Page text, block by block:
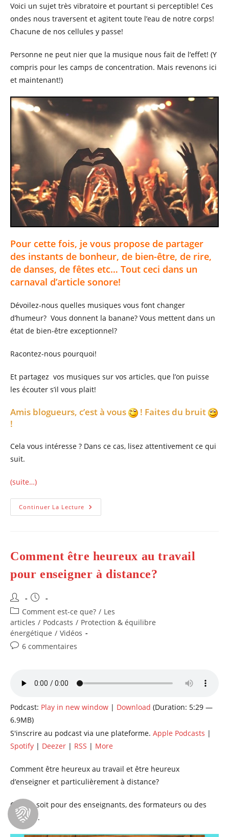
Voici un sujet très vibratoire et pourtant si perceptible! Ces
ondes nous traversent et agitent toute l’eau de notre corps!
Chacune de nos cellules y passe!
Personne ne peut nier que la musique nous fait de l’effet! (Y
compris pour les camps de concentration. Mais revenons ici
et maintenant!)
Pour cette fois, je vous propose de partager
des instants de bonheur, de bien-être, de rire,
de danses, de fêtes etc… Tout ceci dans un
carnaval d’article sonore!
Dévoilez-nous quelles musiques vous font changer
d’humeur? Vous donnent la banane? Vous mettent dans un
état de bien-être exceptionnel?
Racontez-nous pourquoi!
Et partagez vos musiques sur vos articles, que l’on puisse
les écouter s’il vous plait!
Amis blogueurs, c’est à vous
! Faites du bruit
!
Cela vous intéresse ? Dans ce cas, lisez attentivement ce qui
suit.
(suite…)
Continuer La Lecture Quelles
Sont
Transportent
Vers
Bonheur?
Comment être heureux au travail
pour enseigner à distance?
Auteur/autrice
de
la
publication :
Publication
publiée :
Post
category:
Comment est-ce que? / Les
articles / Podcasts / Protection & équilibre
énergétique / Vidéos
Commentaires
publication :
6 commentaires
Podcast: Play in new window | Download (Duration: 5:29 —
6.9MB)
S'inscrire au podcast via une plateforme. Apple Podcasts |
Spotify | Deezer | RSS | More
Comment être heureux au travail et être heureux
d’enseigner et particulièrement à distance?
Que ce soit pour des enseignants, des formateurs ou des
coaches.